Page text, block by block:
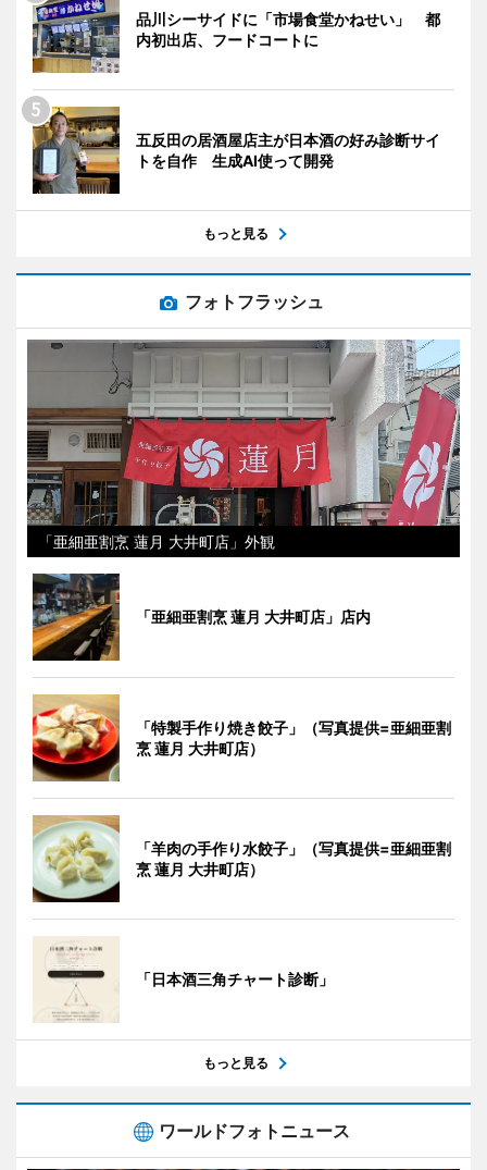
品川シーサイドに「市場食堂かねせい」 都
内初出店、フードコートに
五反田の居酒屋店主が日本酒の好み診断サイ
トを自作 生成AI使って開発
もっと見る
フォトフラッシュ
「亜細亜割烹 蓮月 大井町店」外観
「亜細亜割烹 蓮月 大井町店」店内
「特製手作り焼き餃子」（写真提供=亜細亜割
烹 蓮月 大井町店）
「羊肉の手作り水餃子」（写真提供=亜細亜割
烹 蓮月 大井町店）
「日本酒三角チャート診断」
もっと見る
ワールドフォトニュース